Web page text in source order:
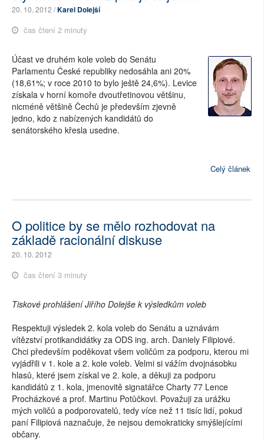
20. 10. 2012 /Karel Dolejší
čas čtení 2 minuty
Účast ve druhém kole voleb do Senátu
Parlamentu České republiky nedosáhla ani 20%
(18,61%; v roce 2010 to bylo ještě 24,6%). Levice
získala v horní komoře dvoutřetinovou většinu,
nicméně většině Čechů je především zjevně
jedno, kdo z nabízených kandidátů do
senátorského křesla usedne.
Celý článek
O politice by se mělo rozhodovat na
základě racionální diskuse
20. 10. 2012
čas čtení 3 minuty
Tiskové prohlášení Jiřího Dolejše k výsledkům voleb
Respektuji výsledek 2. kola voleb do Senátu a uznávám
vítězství protikandidátky za ODS ing. arch. Daniely Filipiové.
Chci především poděkovat všem voličům za podporu, kterou mi
vyjádřili v 1. kole a 2. kole voleb. Velmi si vážím dvojnásobku
hlasů, které jsem získal ve 2. kole, a děkuji za podporu
kandidátů z 1. kola, jmenovitě signatářce Charty 77 Lence
Procházkové a prof. Martinu Potůčkovi. Považuji za urážku
mých voličů a podporovatelů, tedy více než 11 tisíc lidí, pokud
paní Filipiová naznačuje, že nejsou demokraticky smýšlejícími
občany.